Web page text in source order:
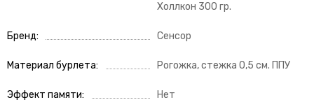
Холлкон 300 гр.
Бренд Сенсор
Материал бурлета Рогожка, стежка 0,5 см. ППУ
Эффект памяти Нет